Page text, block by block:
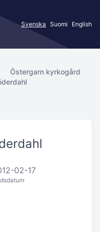
Svenska Suomi English
Östergarn kyrkogård
02-17